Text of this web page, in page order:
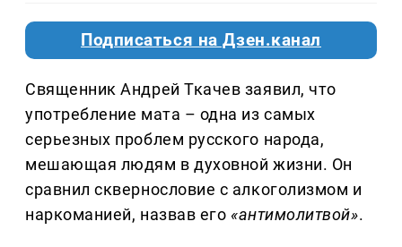
Подписаться на Дзен.канал
Священник Андрей Ткачев заявил, что
употребление мата – одна из самых
серьезных проблем русского народа,
мешающая людям в духовной жизни. Он
сравнил сквернословие с алкоголизмом и
наркоманией, назвав его «антимолитвой».